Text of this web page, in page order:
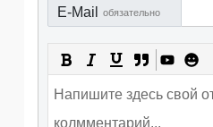
E-Mail обязательно